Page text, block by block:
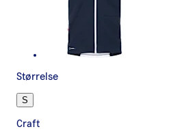
Størrelse
S
Craft